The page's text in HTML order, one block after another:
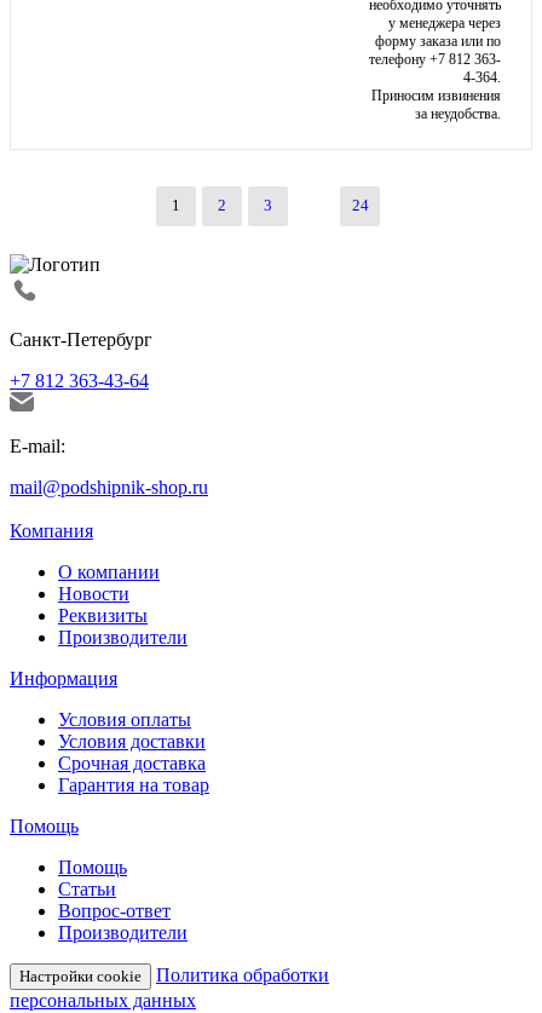
необходимо уточнять
у менеджера через
форму заказа или по
телефону +7 812 363-
4-364.
Приносим извинения
за неудобства.
1 2 3 24
Санкт-Петербург
+7 812 363-43-64
E-mail:
mail@podshipnik-shop.ru
Компания
О компании
Новости
Реквизиты
Производители
Информация
Условия оплаты
Условия доставки
Срочная доставка
Гарантия на товар
Помощь
Помощь
Статьи
Вопрос-ответ
Производители
Настройки cookie
Политика обработки
персональных данных